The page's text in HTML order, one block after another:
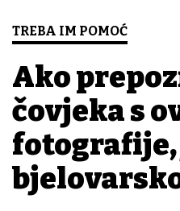
TREBA IM POMOĆ
Ako
čovjeka s
fotografije,